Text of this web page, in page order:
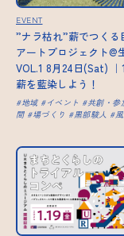
EVENT
”ナラ枯れ”薪でつくる
アートプロジェクト@
VOL.1 8月24日(Sat) ｜
薪を藍染しよう！
地域 イベント 共創・参
間
場づくり 黒部駿人